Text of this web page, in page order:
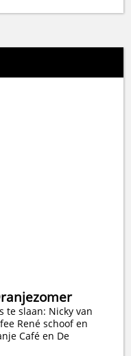
te slaan: Nicky van
René schoof en
Café en De